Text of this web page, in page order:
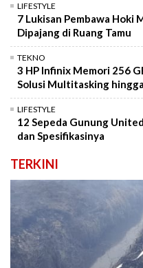
LIFESTYLE
7 Lukisan Pembawa Hoki
Dipajang di Ruang Tamu
TEKNO
3 HP Infinix Memori 256
Solusi Multitasking
LIFESTYLE
12 Sepeda Gunung
dan Spesifikasinya
TERKINI